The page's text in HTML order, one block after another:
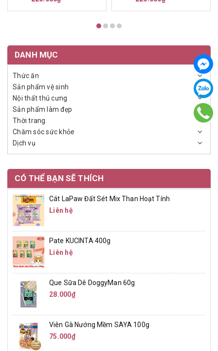
DANH MỤC
Thức ăn
Sản phẩm vệ sinh
Nội thất thú cưng
Sản phẩm làm đẹp
Thời trang
Chăm sóc sức khỏe
Dịch vụ
CÓ THỂ BẠN SẼ THÍCH
Cát LaPaw Đất Sét Mix Than Hoạt Tính
Liên hệ
Pate KUCINTA 400g
Liên hệ
Que Sữa Dê DoggyMan 60g
28.000₫
Viên Gà Nướng Mềm SAYA 100g
75.000₫